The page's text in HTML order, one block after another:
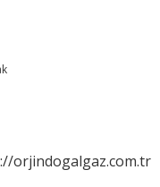
orjindogalgaz.com.tr